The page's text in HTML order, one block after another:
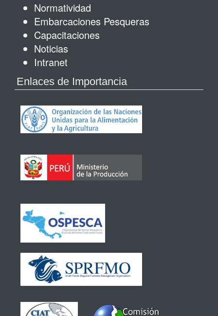
Normatividad
Embarcaciones Pesqueras
Capacitaciones
Noticias
Intranet
Enlaces de Importancia